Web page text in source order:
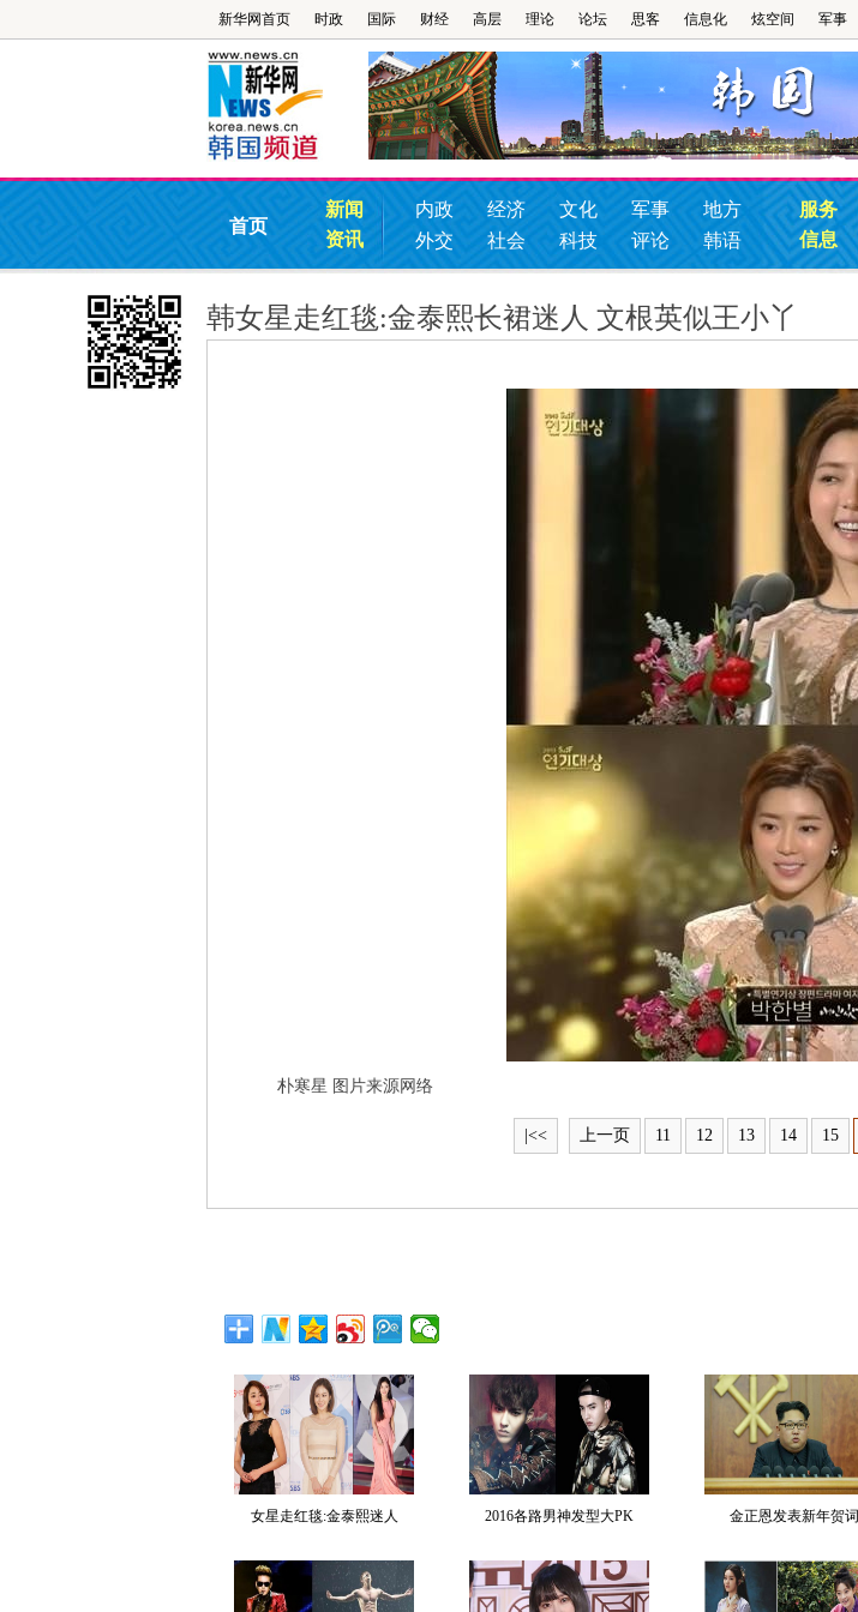
新华网首页 时政 国际 财经 高层 理论 论坛 思客 信息化 炫空间 军事
首页
新闻
资讯
内政 经济 文化 军事
地方
外交
社会 科技 评论 韩语
服务
信息
韩女星走红毯:金泰熙长裙迷人 文根英似王小丫
朴寒星 图片来源网络
|<< 上一页 11 12 13 14 15
女星走红毯:金泰熙迷人 2016各路男神发型大PK 金正恩发表新年贺词